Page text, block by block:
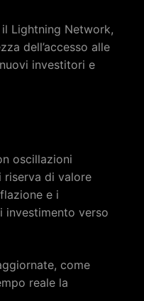
Lightning Network,
dell’accesso alle
investitori e
oscillazioni
riserva di valore
e i
investimento verso
come
reale la